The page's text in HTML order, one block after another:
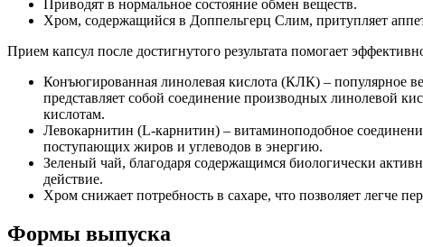
Приводят в нормальное состояние обмен веществ.
Хром, содержащийся в Доппельгерц Слим, притупляет
Прием капсул после достигнутого результата помогает
Конъюгированная линолевая кислота (КЛК) – популярное
представляет собой соединение производных линолевой
кислотам.
Левокарнитин (L-карнитин) – витаминоподобное
поступающих жиров и углеводов в энергию.
Зеленый чай, благодаря содержащимся биологически
действие.
Хром снижает потребность в сахаре, что позволяет легче
Формы выпуска